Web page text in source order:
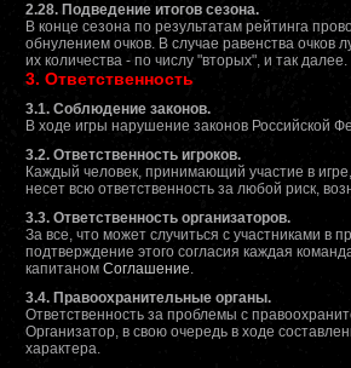
2.28. Подведение итогов сезона.
В конце сезона по результатам рейтинга
обнулением очков. В случае равенства
их количества - по числу "вторых", и так далее.
3. Ответственность
3.1. Соблюдение законов.
В ходе игры нарушение законов Российской
3.2. Ответственность игроков.
Каждый человек, принимающий участие в
несет всю ответственность за любой риск,
3.3. Ответственность организаторов.
За все, что может случиться с участниками в
подтверждение этого согласия каждая
капитаном Соглашение.
3.4. Правоохранительные органы.
Ответственность за проблемы с
Организатор, в свою очередь в ходе
характера.